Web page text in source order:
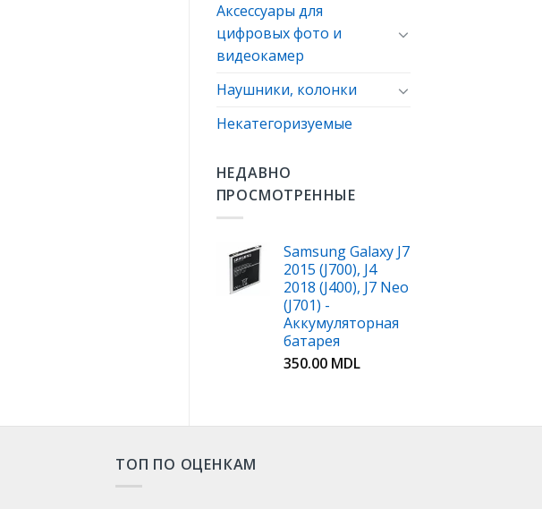
Аксессуары для
цифровых фото и
видеокамер
Наушники, колонки
Некатегоризуемые
НЕДАВНО
ПРОСМОТРЕННЫЕ
Samsung Galaxy J7
2015 (J700), J4
2018 (J400), J7 Neo
(J701) -
Аккумуляторная
батарея
350.00 MDL
ТОП ПО ОЦЕНКАМ